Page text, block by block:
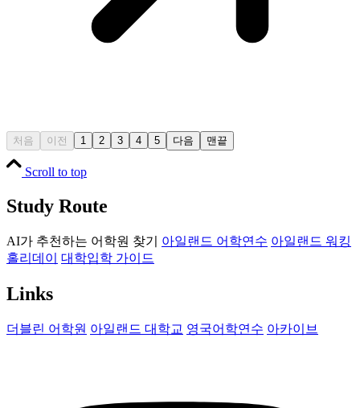
처음 이전 1 2 3 4 5 다음 맨끝
Scroll to top
Study Route
AI가 추천하는 어학원 찾기 아일랜드 어학연수 아일랜드 워킹
홀리데이
대학입학 가이드
Links
더블린 어학원 아일랜드 대학교 영국어학연수 아카이브